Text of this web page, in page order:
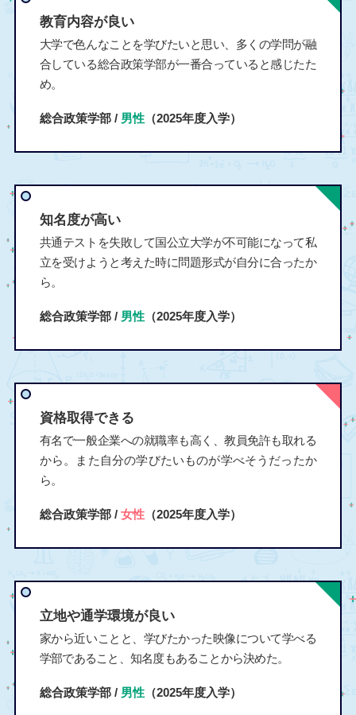
教育内容が良い
大学で色んなことを学びたいと思い、多くの学問が融
合している総合政策学部が一番合っていると感じたた
め。
総合政策学部 / 男性（2025年度入学）
知名度が高い
共通テストを失敗して国公立大学が不可能になって私
立を受けようと考えた時に問題形式が自分に合ったか
ら。
総合政策学部 / 男性（2025年度入学）
資格取得できる
有名で一般企業への就職率も高く、教員免許も取れる
から。また自分の学びたいものが学べそうだったか
ら。
総合政策学部 / 女性（2025年度入学）
立地や通学環境が良い
家から近いことと、学びたかった映像について学べる
学部であること、知名度もあることから決めた。
総合政策学部 / 男性（2025年度入学）